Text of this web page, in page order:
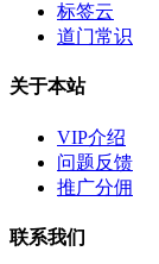
标签云
道门常识
关于本站
VIP介绍
问题反馈
推广分佣
联系我们